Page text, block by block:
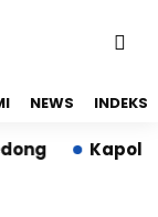
NEWS INDEKS
Kapolres